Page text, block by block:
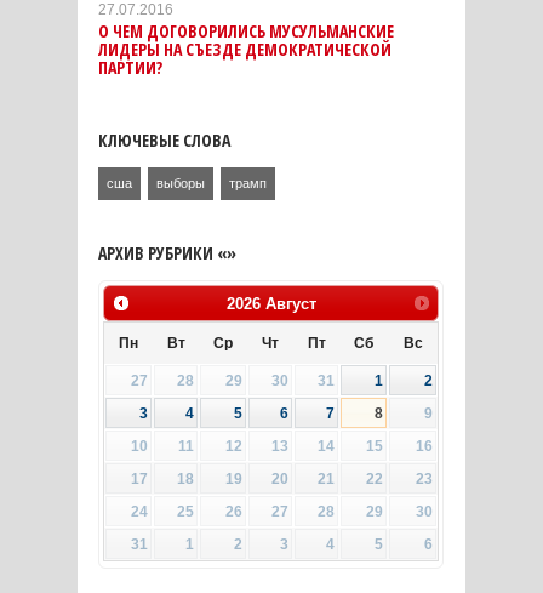
27.07.2016
О ЧЕМ ДОГОВОРИЛИСЬ МУСУЛЬМАНСКИЕ
ЛИДЕРЫ НА СЪЕЗДЕ ДЕМОКРАТИЧЕСКОЙ
ПАРТИИ?
КЛЮЧЕВЫЕ СЛОВА
сша выборы трамп
АРХИВ РУБРИКИ «»
2026 Август
Пн Вт Ср Чт Пт Сб Вс
27 28 29 30 31 1
2
3
4 5 6 7 8
9
10
11 12 13 14 15
16
17
18 19 20 21 22
23
24
25 26 27 28 29
30
31
1 2 3 4 5 6